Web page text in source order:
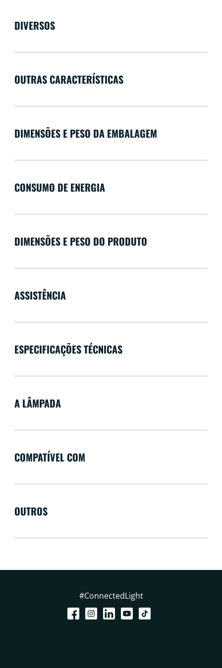
DIVERSOS
OUTRAS CARACTERÍSTICAS
DIMENSÕES E PESO DA EMBALAGEM
CONSUMO DE ENERGIA
DIMENSÕES E PESO DO PRODUTO
ASSISTÊNCIA
ESPECIFICAÇÕES TÉCNICAS
A LÂMPADA
COMPATÍVEL COM
OUTROS
#ConnectedLight